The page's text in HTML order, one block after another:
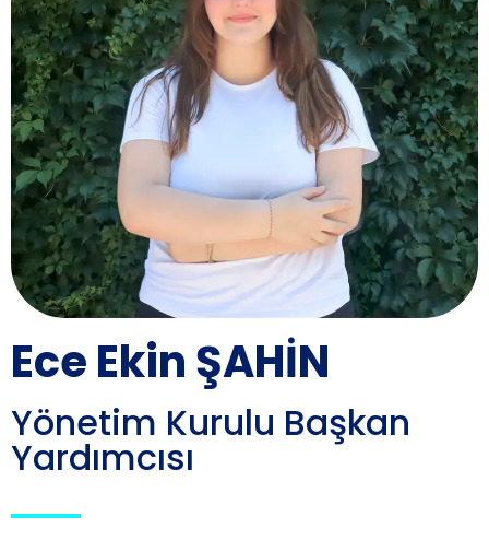
Ece Ekin ŞAHİN
Yönetim Kurulu Başkan
Yardımcısı